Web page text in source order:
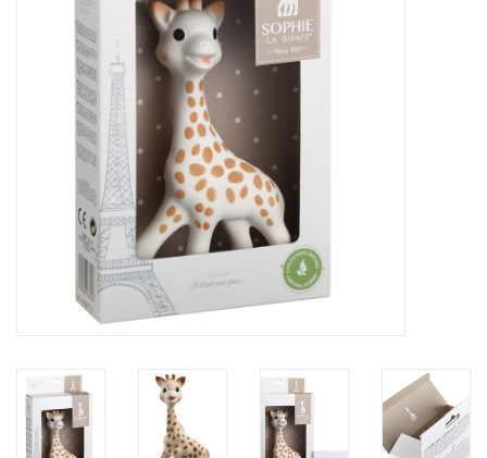
Stationery & Gifts
Sieraden
Hebbedingen
Thee, Koffie & wat Lekkers
Wenskaarten
Brievenbus Kadootjes